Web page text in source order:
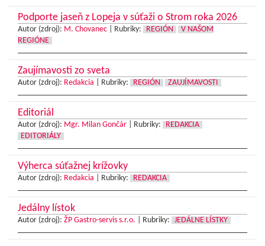
Podporte jaseň z Lopeja v súťaži o Strom roka 2026
Autor (zdroj): M. Chovanec Rubriky: REGIÓN
V NAŠOM
REGIÓNE
Zaujímavosti zo sveta
Autor (zdroj): Redakcia Rubriky: REGIÓN ZAUJÍMAVOSTI
Editoriál
Autor (zdroj): Mgr. Milan Gončár Rubriky:
REDAKCIA
EDITORIÁLY
Výherca súťažnej krížovky
Autor (zdroj): Redakcia Rubriky: REDAKCIA
Jedálny lístok
Autor (zdroj): ŽP Gastro-servis s.r.o. Rubriky: JEDÁLNE LÍSTKY